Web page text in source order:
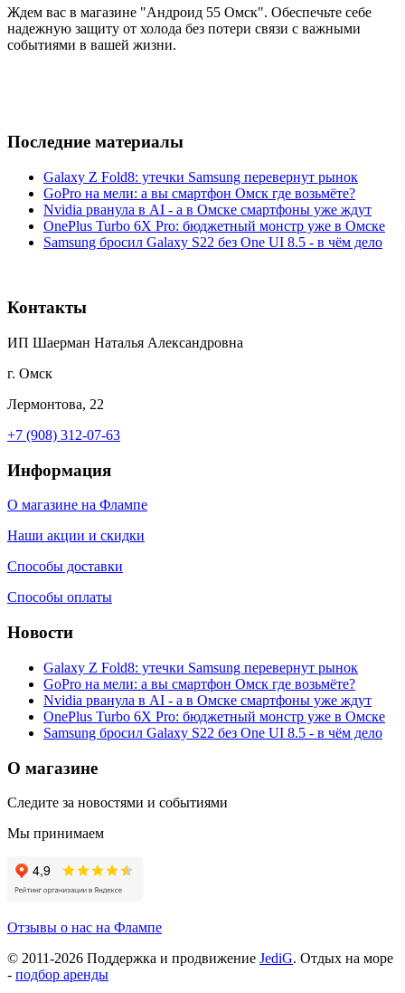
Ждем вас в магазине "Андроид 55 Омск". Обеспечьте себе
надежную защиту от холода без потери связи с важными
событиями в вашей жизни.
Последние материалы
Galaxy Z Fold8: утечки Samsung перевернут рынок
GoPro на мели: а вы смартфон Омск где возьмёте?
Nvidia рванула в AI - а в Омске смартфоны уже ждут
OnePlus Turbo 6X Pro: бюджетный монстр уже в Омске
Samsung бросил Galaxy S22 без One UI 8.5 - в чём дело
Контакты
ИП Шаерман Наталья Александровна
г. Омск
Лермонтова, 22
+7 (908) 312-07-63
Информация
О магазине на Флампе
Наши акции и скидки
Способы доставки
Способы оплаты
Новости
Galaxy Z Fold8: утечки Samsung перевернут рынок
GoPro на мели: а вы смартфон Омск где возьмёте?
Nvidia рванула в AI - а в Омске смартфоны уже ждут
OnePlus Turbo 6X Pro: бюджетный монстр уже в Омске
Samsung бросил Galaxy S22 без One UI 8.5 - в чём дело
О магазине
Следите за новостями и событиями
Мы принимаем
Отзывы о нас на Флампе
© 2011-2026 Поддержка и продвижение JediG. Отдых на море
- подбор аренды